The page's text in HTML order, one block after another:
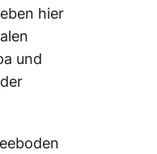
hier
und